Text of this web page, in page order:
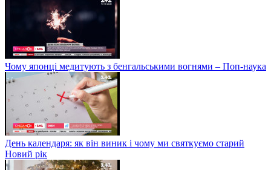
Чому японці медитують з бенгальськими вогнями – Поп-наука
День календаря: як він виник і чому ми святкуємо старий
Новий рік